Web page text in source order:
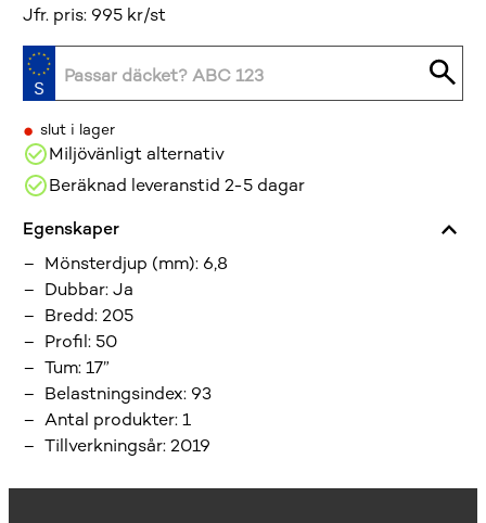
Jfr. pris: 995 kr/st
• slut i lager
Miljövänligt alternativ
Beräknad leveranstid 2-5 dagar
Egenskaper
Mönsterdjup (mm): 6,8
Dubbar:Ja
Bredd:205
Profil: 50
Tum:17”
Belastningsindex: 93
Antal produkter:1
Tillverkningsår:2019